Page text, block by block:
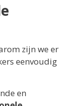
zijn we er
eenvoudig
en